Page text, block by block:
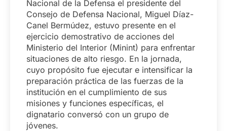
Nacional de la Defensa el presidente del
Consejo de Defensa Nacional, Miguel Díaz-
Canel Bermúdez, estuvo presente en el
ejercicio demostrativo de acciones del
Ministerio del Interior (Minint) para enfrentar
situaciones de alto riesgo. En la jornada,
cuyo propósito fue ejecutar e intensificar la
preparación práctica de las fuerzas de la
institución en el cumplimiento de sus
misiones y funciones específicas, el
dignatario conversó con un grupo de
jóvenes.